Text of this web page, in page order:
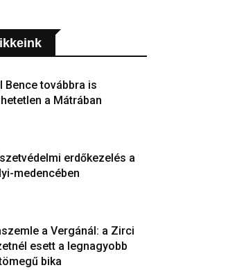
Bence továbbra is
a Mátrában
erdőkezelés a
medencében
a Vergánál: a Zirci
esett a legnagyobb
bika